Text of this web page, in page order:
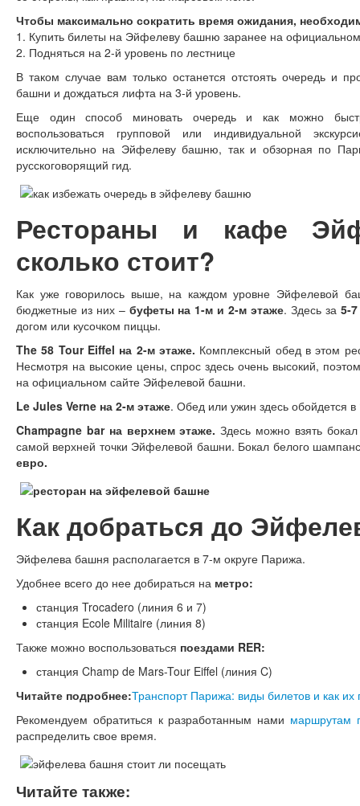
Чтобы максимально сократить время ожидания,
1. Купить билеты на Эйфелеву башню заранее на
2. Подняться на 2-й уровень по лестнице
В таком случае вам только останется отстоять очередь и
башни и дождаться лифта на 3-й уровень.
Еще один способ миновать очередь и как можно
воспользоваться групповой или индивидуальной
исключительно на Эйфелеву башню, так и обзорная по
русскоговорящий гид.
Рестораны и кафе
сколько стоит?
Как уже говорилось выше, на каждом уровне Эйфелевой
бюджетные из них – буфеты на 1-м и 2-м этаже. Здесь за 5-
догом или кусочком пиццы.
The 58 Tour Eiffel на 2-м этаже. Комплексный обед в этом
Несмотря на высокие цены, спрос здесь очень высокий,
на официальном сайте Эйфелевой башни.
Le Jules Verne на 2-м этаже. Обед или ужин здесь обойдется в
Champagne bar на верхнем этаже. Здесь можно взять
самой верхней точки Эйфелевой башни. Бокал белого
евро.
Как добраться до
Эйфелева башня располагается в 7-м округе Парижа.
Удобнее всего до нее добираться на метро:
станция Trocadero (линия 6 и 7)
станция Ecole Militaire (линия 8)
Также можно воспользоваться поездами RER:
станция Champ de Mars-Tour Eiffel (линия C)
Читайте подробнее:Транспорт Парижа: виды билетов и как
Рекомендуем обратиться к разработанным нами маршрутам
распределить свое время.
Читайте также: